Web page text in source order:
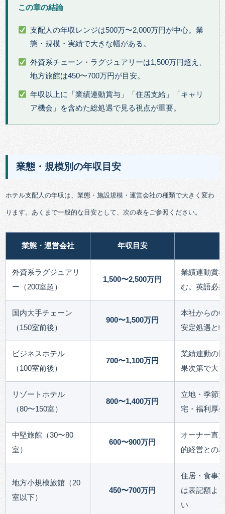
この章の結論
支配人の年収レンジは500万〜2,000万円が中心。業
態・規模・実績で大きな幅がある。
外資系チェーン・ラグジュアリーは1,500万円超え、
地方旅館は450〜700万円が目安。
年収以上に「業績連動賞与」「住居支給」「キャリ
ア機会」を含めた総処遇で見る視点が重要。
業態・規模別の年収目安
ホテル支配人の年収は、業態・施設規模・運営会社の種類で大きく変わ
ります。あくまで一般的な目安として、次の表をご参照ください。
業態・運営会社 年収目安
外資系ラグジュアリ
ー（200室超）
1,500〜2,500万円
業績連動賞
む。英語必
国内大手チェーン
（150室前後）
900〜1,500万円
本社からの
安定処遇と
ビジネスホテル
（100室前後）
700〜1,100万円
業績連動の
果次第で大
リゾートホテル
（80〜150室）
800〜1,400万円
立地・季節
宅・福利厚
中堅旅館（30〜80
室）
600〜900万円
オーナー直
的経営との
地方小規模旅館（20
室以下）
450〜700万円
住居・食事
は表記額よ
い